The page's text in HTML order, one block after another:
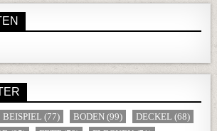
BEISPIEL (77) BODEN (99) DECKEL (68)